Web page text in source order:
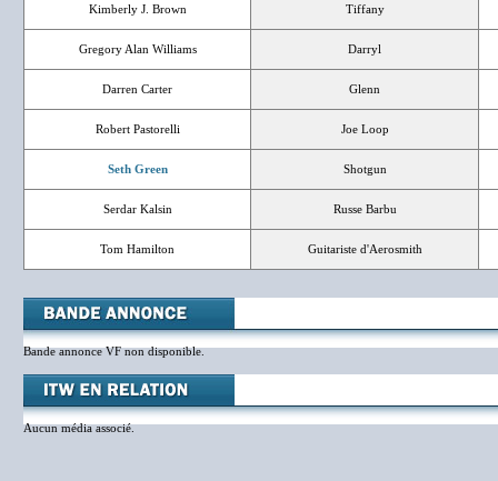
Kimberly J. Brown Tiffany
Gregory Alan Williams Darryl
Darren Carter Glenn
Robert Pastorelli Joe Loop
Seth Green Shotgun
Serdar Kalsin Russe Barbu
Tom Hamilton Guitariste d'Aerosmith
Bande annonce VF non disponible.
Aucun média associé.